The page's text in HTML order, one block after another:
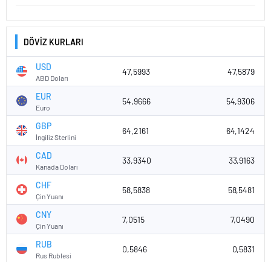
DÖVİZ KURLARI
USD
ABD Doları
47,5993 47,5879
EUR
Euro
54,9666 54,9306
GBP
İngiliz Sterlini
64,2161 64,1424
CAD
Kanada Doları
33,9340 33,9163
CHF
Çin Yuanı
58,5838 58,5481
CNY
Çin Yuanı
7,0515 7,0490
RUB
Rus Rublesi
0,5846 0,5831